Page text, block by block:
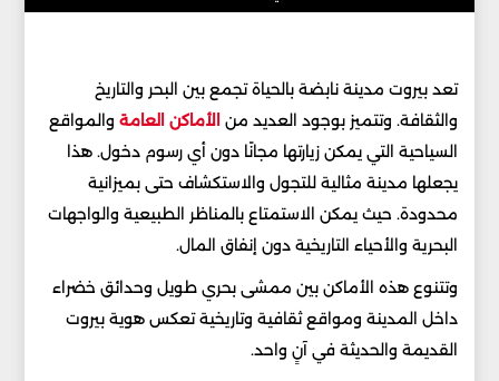
تعد بيروت مدينة نابضة بالحياة تجمع بين البحر والتاريخ
والثقافة. وتتميز بوجود العديد من الأماكن العامة والمواقع
السياحية التي يمكن زيارتها مجانًا دون أي رسوم دخول. هذا
يجعلها مدينة مثالية للتجول والاستكشاف حتى بميزانية
محدودة. حيث يمكن الاستمتاع بالمناظر الطبيعية والواجهات
البحرية والأحياء التاريخية دون إنفاق المال.
وتتنوع هذه الأماكن بين ممشى بحري طويل وحدائق خضراء
داخل المدينة ومواقع ثقافية وتاريخية تعكس هوية بيروت
القديمة والحديثة في آنٍ واحد.